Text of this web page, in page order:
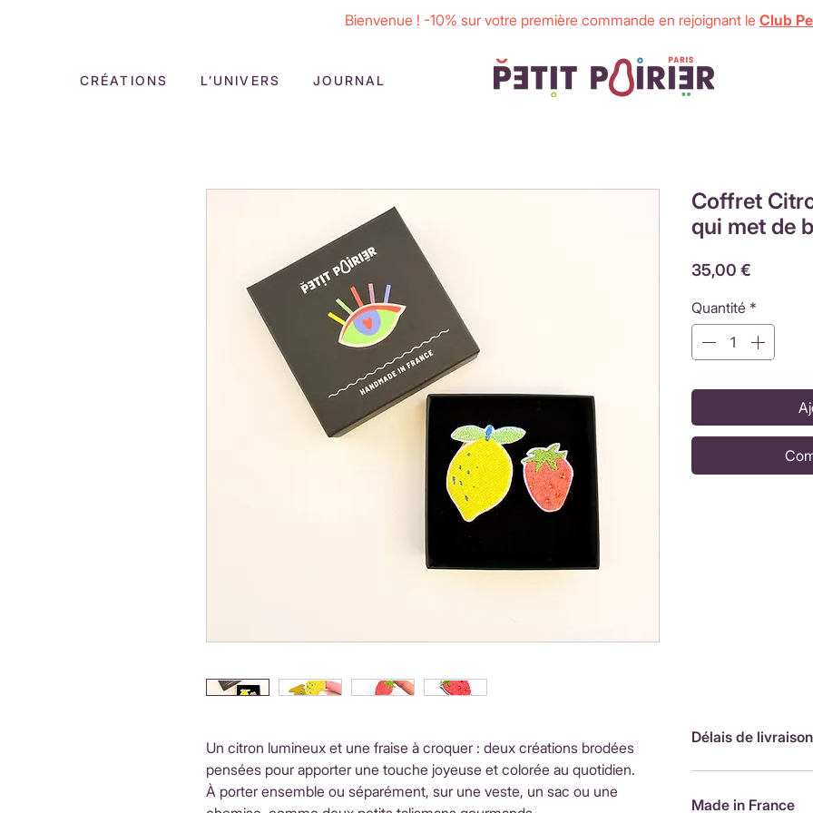
Bienvenue ! -10% sur votre première commande en rejoignant le Club
CRÉATIONS L’UNIVERS JOURNAL
Un citron lumineux et une fraise à croquer : deux créations brodées
pensées pour apporter une touche joyeuse et colorée au quotidien.
À porter ensemble ou séparément, sur une veste, un sac ou une
Coffret
qui met de
35,00 €
Quantité *
Délais de livraison
de livraison : 3,90
Made in France